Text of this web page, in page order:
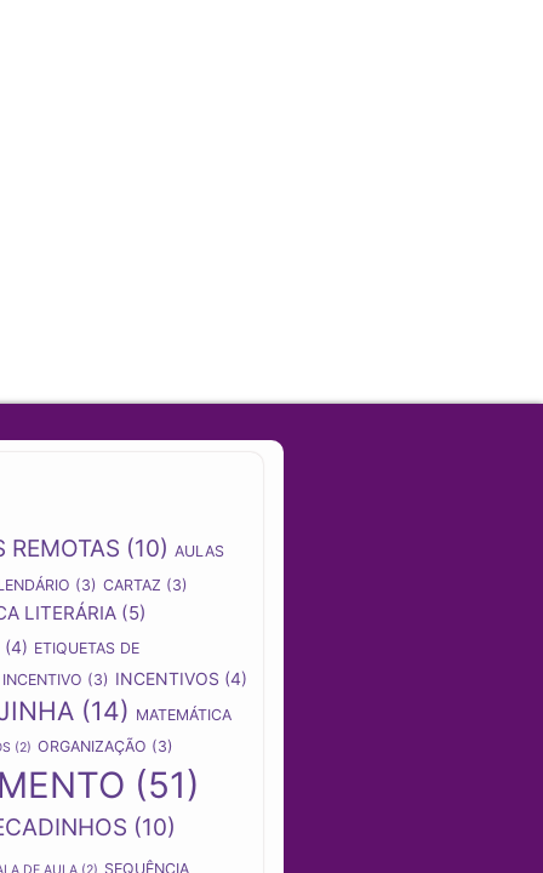
REMOTAS (10) AULAS
(3) CARTAZ (3)
LITERÁRIA(5)
(4) ETIQUETAS DE
INCENTIVO (3) INCENTIVOS (4)
(14) MATEMÁTICA
(2) ORGANIZAÇÃO (3)
(51)
(10)
DE AULA(2) SEQUÊNCIA